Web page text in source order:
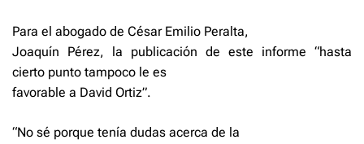
Para el abogado de César Emilio Peralta,
Joaquín Pérez, la publicación de este informe “hasta
cierto punto tampoco le es
favorable a David Ortiz”.
“No sé porque tenía dudas acerca de la